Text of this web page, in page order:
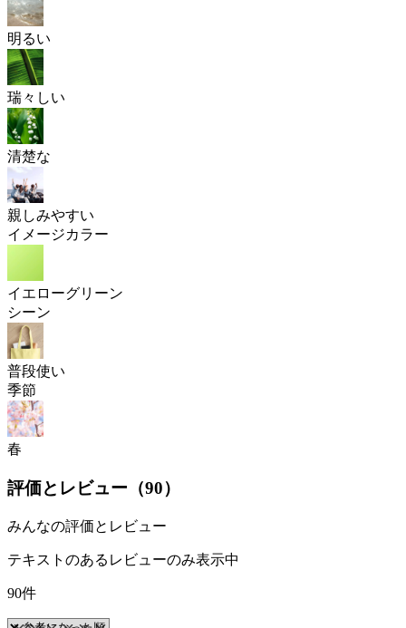
明るい
瑞々しい
清楚な
親しみやすい
イメージカラー
イエローグリーン
シーン
普段使い
季節
春
評価とレビュー（90）
みんなの評価とレビュー
テキストのあるレビューのみ表示中
90件